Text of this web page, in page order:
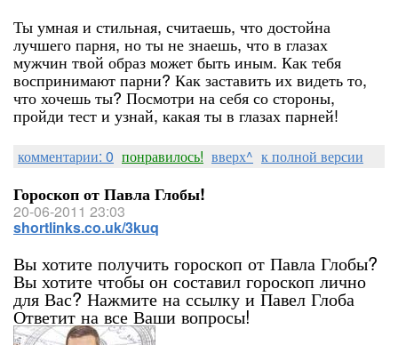
Ты умная и стильная, считаешь, что достойна
лучшего парня, но ты не знаешь, что в глазах
мужчин твой образ может быть иным. Как тебя
воспринимают парни? Как заставить их видеть то,
что хочешь ты? Посмотри на себя со стороны,
пройди тест и узнай, какая ты в глазах парней!
комментарии: 0 понравилось! вверх^ к полной версии
Гороскоп от Павла Глобы!
20-06-2011 23:03
shortlinks.co.uk/3kuq
Вы хотите получить гороскоп от Павла Глобы?
Вы хотите чтобы он составил гороскоп лично
для Вас? Нажмите на ссылку и Павел Глоба
Ответит на все Ваши вопросы!